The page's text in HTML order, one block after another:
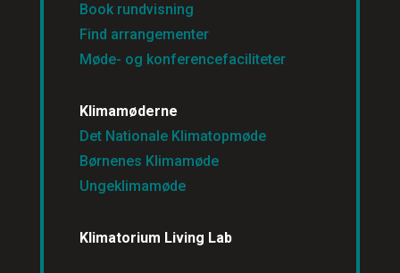
Book rundvisning
Find arrangementer
Møde- og konferencefaciliteter
Klimamøderne
Det Nationale Klimatopmøde
Børnenes Klimamøde
Ungeklimamøde
Klimatorium Living Lab